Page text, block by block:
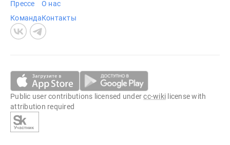
Прессе
Команда
О нас
Контакты
Public user contributions licensed undercc-wiki license with
attribution required